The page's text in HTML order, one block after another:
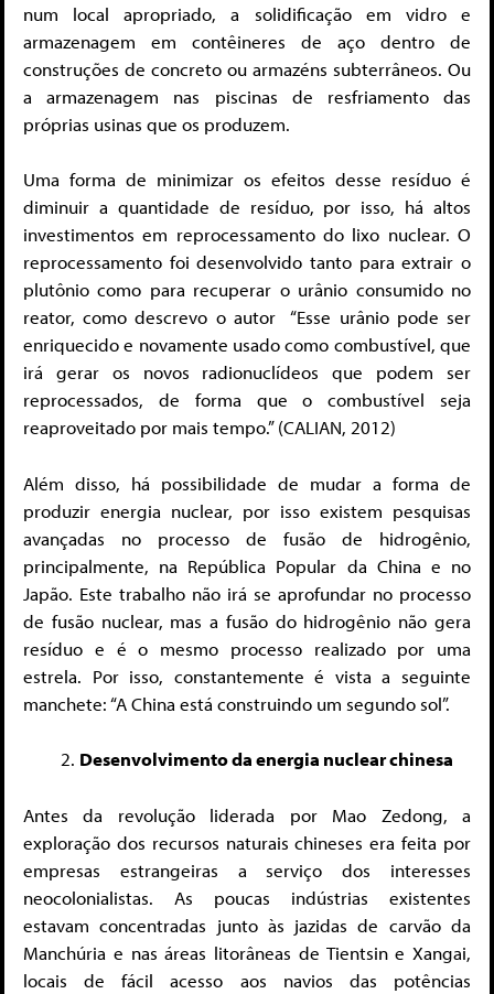
num local apropriado, a solidificação em vidro e
armazenagem em contêineres de aço dentro de
construções de concreto ou armazéns subterrâneos. Ou
a armazenagem nas piscinas de resfriamento das
próprias usinas que os produzem.
Uma forma de minimizar os efeitos desse resíduo é
diminuir a quantidade de resíduo, por isso, há altos
investimentos em reprocessamento do lixo nuclear. O
reprocessamento foi desenvolvido tanto para extrair o
plutônio como para recuperar o urânio consumido no
reator, como descrevo o autor “Esse urânio pode ser
enriquecido e novamente usado como combustível, que
irá gerar os novos radionuclídeos que podem ser
reprocessados, de forma que o combustível seja
reaproveitado por mais tempo.” (CALIAN, 2012)
Além disso, há possibilidade de mudar a forma de
produzir energia nuclear, por isso existem pesquisas
avançadas no processo de fusão de hidrogênio,
principalmente, na República Popular da China e no
Japão. Este trabalho não irá se aprofundar no processo
de fusão nuclear, mas a fusão do hidrogênio não gera
resíduo e é o mesmo processo realizado por uma
estrela. Por isso, constantemente é vista a seguinte
manchete: “A China está construindo um segundo sol”.
Desenvolvimento da energia nuclear chinesa
Antes da revolução liderada por Mao Zedong, a
exploração dos recursos naturais chineses era feita por
empresas estrangeiras a serviço dos interesses
neocolonialistas. As poucas indústrias existentes
estavam concentradas junto às jazidas de carvão da
Manchúria e nas áreas litorâneas de Tientsin e Xangai,
locais de fácil acesso aos navios das potências